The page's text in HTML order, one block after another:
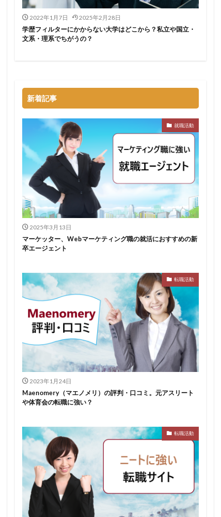
2022年1月7日 2025年2月28日
学歴フィルターにかからない大学はどこから？私立や国立・
文系・理系でちがうの？
新着記事
就職活動
2025年3月13日
マーケッター、Webマーケティング職の就活におすすめの新
卒エージェント
転職活動
2023年1月24日
Maenomery（マエノメリ）の評判・口コミ。元アスリート
や体育会の転職に強い？
転職活動